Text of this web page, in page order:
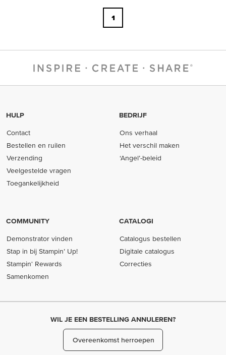
1
HULP
Contact
Bestellen en ruilen
Verzending
Veelgestelde vragen
Toegankelijkheid
BEDRIJF
Ons verhaal
Het verschil maken
‘Angel’-beleid
COMMUNITY
Demonstrator vinden
Stap in bij Stampin’ Up!
Stampin' Rewards
Samenkomen
CATALOGI
Catalogus bestellen
Digitale catalogus
Correcties
WIL JE EEN BESTELLING ANNULEREN?
Overeenkomst herroepen